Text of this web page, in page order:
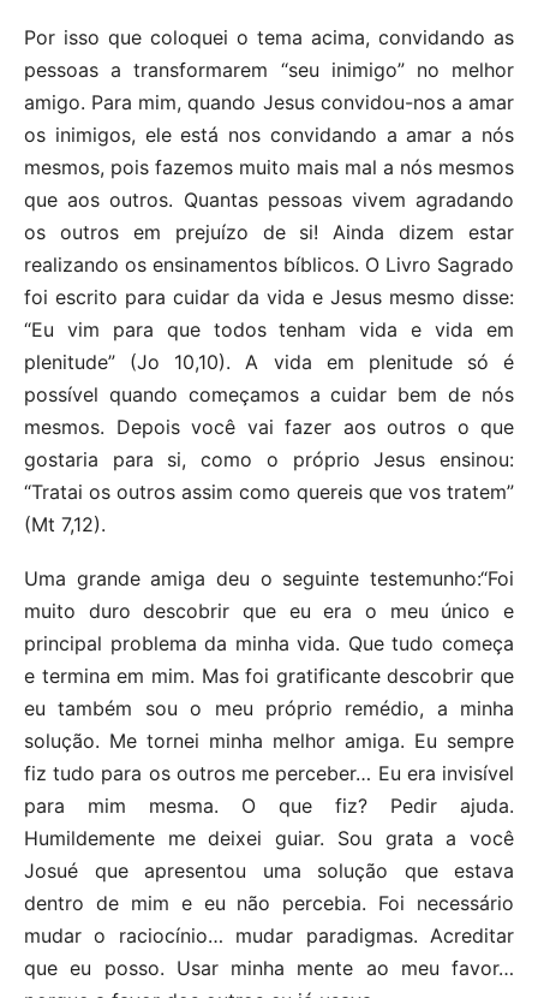
Por isso que coloquei o tema acima, convidando as
pessoas a transformarem “seu inimigo” no melhor
amigo. Para mim, quando Jesus convidou-nos a amar
os inimigos, ele está nos convidando a amar a nós
mesmos, pois fazemos muito mais mal a nós mesmos
que aos outros. Quantas pessoas vivem agradando
os outros em prejuízo de si! Ainda dizem estar
realizando os ensinamentos bíblicos. O Livro Sagrado
foi escrito para cuidar da vida e Jesus mesmo disse:
“Eu vim para que todos tenham vida e vida em
plenitude” (Jo 10,10). A vida em plenitude só é
possível quando começamos a cuidar bem de nós
mesmos. Depois você vai fazer aos outros o que
gostaria para si, como o próprio Jesus ensinou:
“Tratai os outros assim como quereis que vos tratem”
(Mt 7,12).
Uma grande amiga deu o seguinte testemunho:“Foi
muito duro descobrir que eu era o meu único e
principal problema da minha vida. Que tudo começa
e termina em mim. Mas foi gratificante descobrir que
eu também sou o meu próprio remédio, a minha
solução. Me tornei minha melhor amiga. Eu sempre
fiz tudo para os outros me perceber… Eu era invisível
para mim mesma. O que fiz? Pedir ajuda.
Humildemente me deixei guiar. Sou grata a você
Josué que apresentou uma solução que estava
dentro de mim e eu não percebia. Foi necessário
mudar o raciocínio… mudar paradigmas. Acreditar
que eu posso. Usar minha mente ao meu favor…